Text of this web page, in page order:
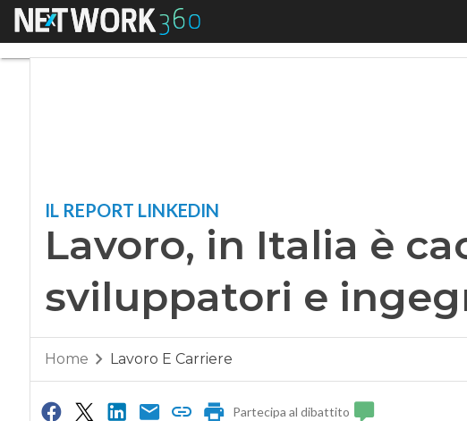
Menu
IL REPORT LINKEDIN
Lavoro, in Italia è
sviluppatori e
Home Lavoro E Carriere
Partecipa al dibattito